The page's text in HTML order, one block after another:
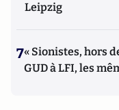
Leipzig
7« Sionistes, hors
GUD à LFI, les